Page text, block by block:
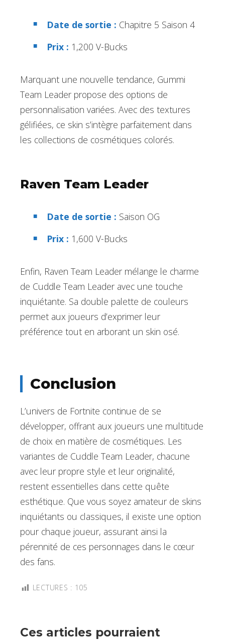
Date de sortie : Chapitre 5 Saison 4
Prix : 1,200 V-Bucks
Marquant une nouvelle tendance, Gummi
Team Leader propose des options de
personnalisation variées. Avec des textures
gélifiées, ce skin s’intègre parfaitement dans
les collections de cosmétiques colorés.
Raven Team Leader
Date de sortie : Saison OG
Prix : 1,600 V-Bucks
Enfin, Raven Team Leader mélange le charme
de Cuddle Team Leader avec une touche
inquiétante. Sa double palette de couleurs
permet aux joueurs d’exprimer leur
préférence tout en arborant un skin osé.
Conclusion
L’univers de Fortnite continue de se
développer, offrant aux joueurs une multitude
de choix en matière de cosmétiques. Les
variantes de Cuddle Team Leader, chacune
avec leur propre style et leur originalité,
restent essentielles dans cette quête
esthétique. Que vous soyez amateur de skins
inquiétants ou classiques, il existe une option
pour chaque joueur, assurant ainsi la
pérennité de ces personnages dans le cœur
des fans.
LECTURES : 105
Ces articles pourraient